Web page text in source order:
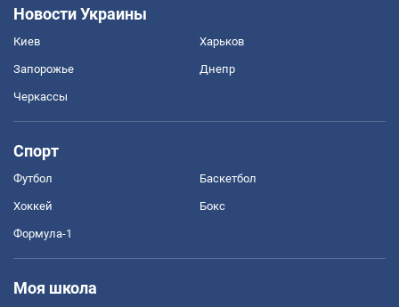
Новости Украины
Киев Харьков
Запорожье Днепр
Черкассы
Спорт
Футбол Баскетбол
Хоккей Бокс
Формула-1
Моя школа